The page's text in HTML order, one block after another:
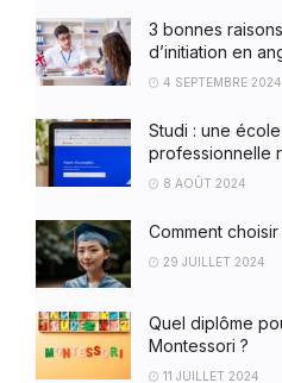
3 bonnes
d’initiation en
4 SEPTEMBRE 2024
Studi : une
professionnelle
8 AOÛT 2024
Comment
29 JUILLET 2024
Quel diplôme
Montessori ?
11 JUILLET 2024